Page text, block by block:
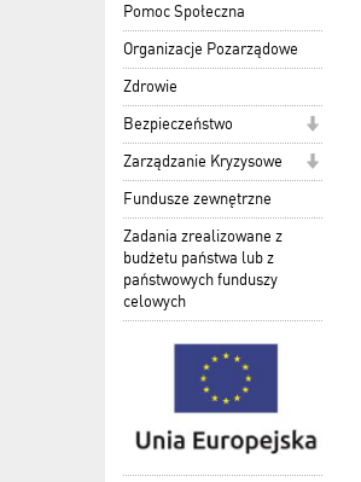
Pomoc Społeczna
Organizacje Pozarządowe
Zdrowie
Bezpieczeństwo
Zarządzanie Kryzysowe
Fundusze zewnętrzne
Zadania zrealizowane z
budżetu państwa lub z
państwowych funduszy
celowych